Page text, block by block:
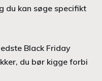
du kan søge specifikt
Black Friday
du bør kigge forbi